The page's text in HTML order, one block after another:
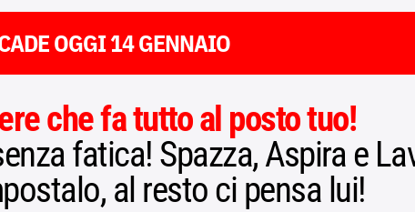
OGGI14 GENNAIO
che fa tutto al posto tuo!
fatica! Spazza, Aspira e
al resto ci pensa lui!